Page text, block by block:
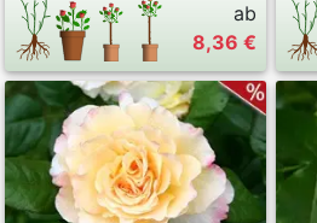
ab
8,36 €